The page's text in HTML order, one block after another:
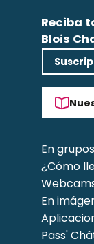
Reciba
Blois
En grupos
¿Cómo
En
Pass'